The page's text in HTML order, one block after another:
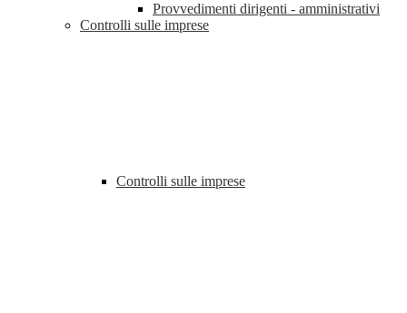
Provvedimenti dirigenti - amministrativi
Controlli sulle imprese
Controlli sulle imprese